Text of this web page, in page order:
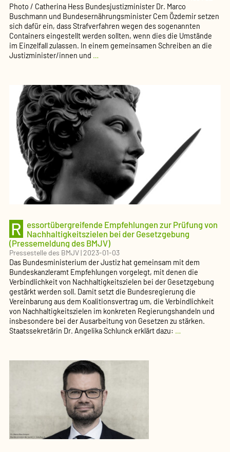
Photo / Catherina Hess Bundesjustizminister Dr. Marco
Buschmann und Bundesernährungsminister Cem Özdemir setzen
sich dafür ein, dass Strafverfahren wegen des sogenannten
Containers eingestellt werden sollten, wenn dies die Umstände
im Einzelfall zulassen. In einem gemeinsamen Schreiben an die
Justizminister/innen und …
werben
für
Änderungen
den
Richtlinien
Verfahrensrecht
Containern
(Pressemeldung
des
BMJV)
R
essortübergreifende Empfehlungen zur Prüfung von
Nachhaltigkeitszielen bei der Gesetzgebung
(Pressemeldung des BMJV)
Pressestelle des BMJV|2023-01-03
Das Bundesministerium der Justiz hat gemeinsam mit dem
Bundeskanzleramt Empfehlungen vorgelegt, mit denen die
Verbindlichkeit von Nachhaltigkeitszielen bei der Gesetzgebung
gestärkt werden soll. Damit setzt die Bundesregierung die
Vereinbarung aus dem Koalitionsvertrag um, die Verbindlichkeit
von Nachhaltigkeitszielen im konkreten Regierungshandeln und
insbesondere bei der Ausarbeitung von Gesetzen zu stärken.
Staatssekretärin Dr. Angelika Schlunck erklärt dazu: …